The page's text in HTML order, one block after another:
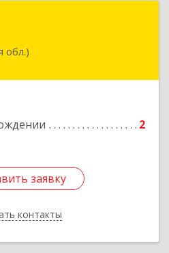
обл.)
2
заявку
контакты
Заречный, ул. Кузнецова,
заявку
Назад